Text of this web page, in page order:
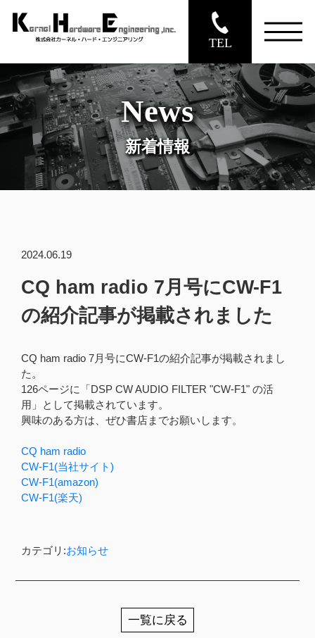
TEL
News
新着情報
2024.06.19
CQ ham radio 7月号にCW-F1
の紹介記事が掲載されました
CQ ham radio 7月号にCW-F1の紹介記事が掲載されまし
た。
126ページに「DSP CW AUDIO FILTER "CW-F1" の活
用」として掲載されています。
興味のある方は、ぜひ書店までお願いします。
CQ ham radio
CW-F1(当社サイト)
CW-F1(amazon)
CW-F1(楽天)
カテゴリ:お知らせ
一覧に戻る